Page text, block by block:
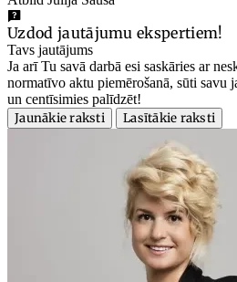
Uzdod jautājumu ekspertiem!
Tavs jautājums
Ja arī Tu savā darbā esi saskāries ar
normatīvo aktu piemērošanā, sūti savu
un centīsimies palīdzēt!
Jaunākie raksti
Lasītākie raksti